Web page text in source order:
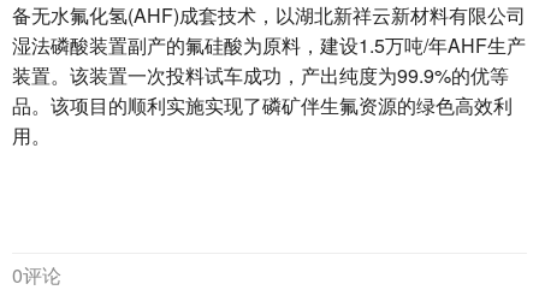
备无水氟化氢(AHF)成套技术，以湖北新祥云新材料有限公司
湿法磷酸装置副产的氟硅酸为原料，建设1.5万吨/年AHF生产
装置。该装置一次投料试车成功，产出纯度为99.9%的优等
品。该项目的顺利实施实现了磷矿伴生氟资源的绿色高效利
用。
0评论